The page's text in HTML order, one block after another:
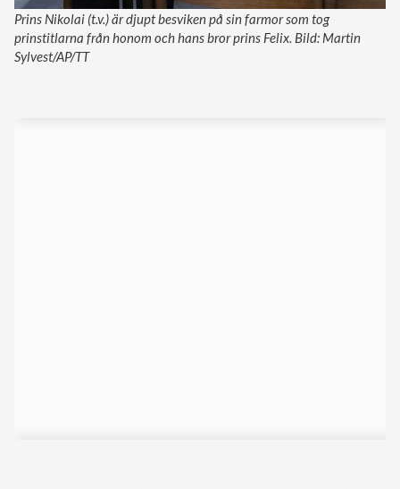
Prins Nikolai (t.v.) är djupt besviken på sin farmor som tog
prinstitlarna från honom och hans bror prins Felix. Bild: Martin
Sylvest/AP/TT